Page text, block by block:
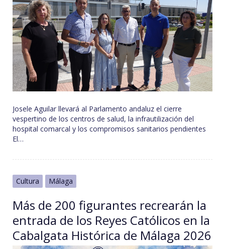
Josele Aguilar llevará al Parlamento andaluz el cierre
vespertino de los centros de salud, la infrautilización del
hospital comarcal y los compromisos sanitarios pendientes
El…
Cultura Málaga
Más de 200 figurantes recrearán la
entrada de los Reyes Católicos en la
Cabalgata Histórica de Málaga 2026